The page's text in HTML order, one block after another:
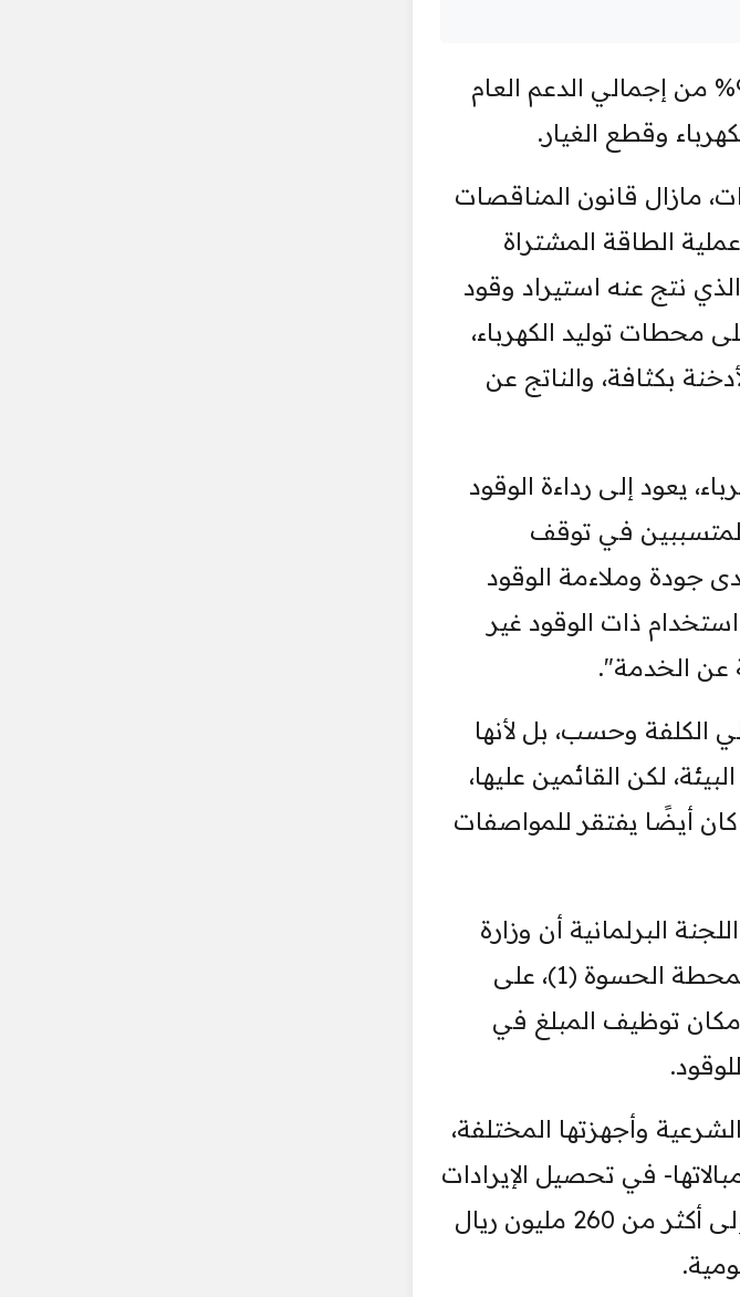
وبحسب التقرير البرلماني فإن 557 مليار ريال، أي ما نسبته 98% من إجمالي الدعم العام
أركان الدولة ومؤسساتها منذ قرابة 9 سنوات، مازال قانون المناقصات
الطاقة المشتراة
نتج عنه استيراد وقود
محطات توليد الكهرباء،
بكثافة، والناتج عن
بأن سبب توقف محطة الحسوة (2) للكهرباء، يعود إلى رداءة الوقود
في توقف
جودة وملاءمة الوقود
ذات الوقود غير
عن الخدمة".
عالي الكلفة وحسب، بل لأنها
لكن القائمين عليها،
كان أيضًا يفتقر للمواصفات
البرلمانية أن وزارة
الكهرباء صرفت مبلغ 30 مليون دولار تحت بند الصيانة العمرية لمحطة الحسوة (1)، على
توظيف المبلغ في
وأجهزتها المختلفة،
في تحصيل الإيرادات
العامة للدولة. إذ وصلت المديونية المستحقة للوزارة لدى الغير إلى أكثر من 260 مليون ريال